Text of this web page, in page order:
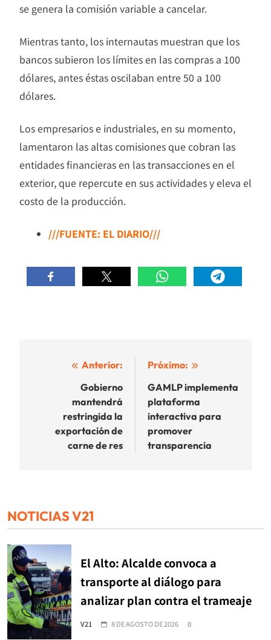
se genera la comisión variable a cancelar.
Mientras tanto, los internautas muestran que los
bancos subieron los límites en las compras a 100
dólares, antes éstas oscilaban entre 50 a 100
dólares.
Los empresarios e industriales, en su momento,
lamentaron las altas comisiones que cobran las
entidades financieras en las transacciones en el
exterior, que repercute en sus actividades y eleva el
costo de la producción.
///FUENTE: EL DIARIO///
Navegación
entradas
Anterior:
Gobierno
mantendrá
restringida la
exportación de
carne de res
Próximo:
GAMLP implementa
plataforma
interactiva para
promover
transparencia
NOTICIAS V21
El Alto: Alcalde convoca a
transporte al diálogo para
analizar plan contra el trameaje
V21 8 DE AGOSTO DE 2026 0